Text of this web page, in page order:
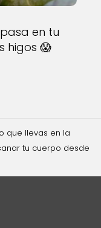
en tu
higos 😱
que llevas en la
tu cuerpo desde